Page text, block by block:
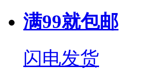
满99就包邮
闪电发货